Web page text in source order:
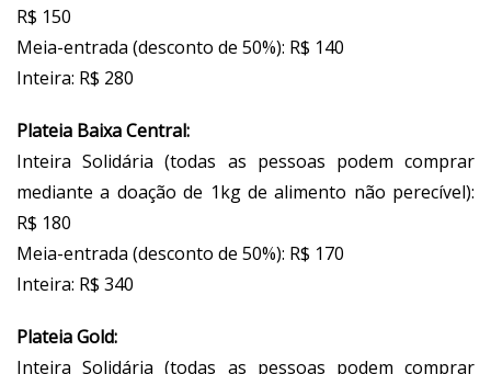
R$ 150
Meia-entrada (desconto de 50%): R$ 140
Inteira: R$ 280
Plateia Baixa Central:
Inteira Solidária (todas as pessoas podem comprar
mediante a doação de 1kg de alimento não perecível):
R$ 180
Meia-entrada (desconto de 50%): R$ 170
Inteira: R$ 340
Plateia Gold:
Inteira Solidária (todas as pessoas podem comprar